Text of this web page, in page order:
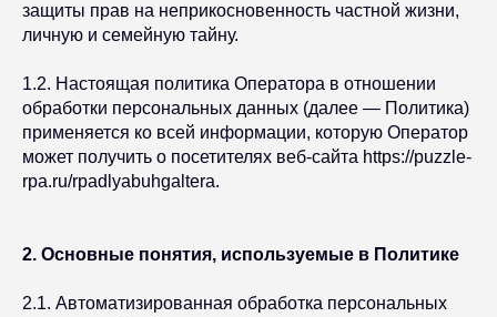
защиты прав на неприкосновенность частной жизни,
личную и семейную тайну.
1.2. Настоящая политика Оператора в отношении
обработки персональных данных (далее — Политика)
применяется ко всей информации, которую Оператор
может получить о посетителях веб-сайта https://puzzle-
rpa.ru/rpadlyabuhgaltera.
2. Основные понятия, используемые в Политике
2.1. Автоматизированная обработка персональных